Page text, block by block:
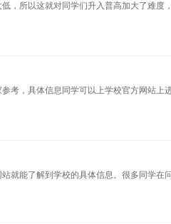
，所以这就对同学们升入普高加大了难度
考，具体信息同学可以上学校官方网站上
就能了解到学校的具体信息。很多同学在